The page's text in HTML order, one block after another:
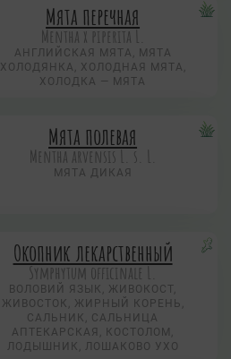
Мята перечная
Mentha х piperita L.
АНГЛИЙСКАЯ МЯТА, МЯТА
ХОЛОДЯНКА, ХОЛОДНАЯ МЯТА,
ХОЛОДКА — МЯТА
Мята полевая
Mentha arvensis L. s. L.
МЯТА ДИКАЯ
Окопник лекарственный
Symphytum officinale L.
ВОЛОВИЙ ЯЗЫК, ЖИВОКОСТ,
ЖИВОСТОК, ЖИРНЫЙ КОРЕНЬ,
САЛЬНИК, САЛЬНИЦА
АПТЕКАРСКАЯ, КОСТОЛОМ,
ЛОДЫШНИК, ЛОШАКОВО УХО